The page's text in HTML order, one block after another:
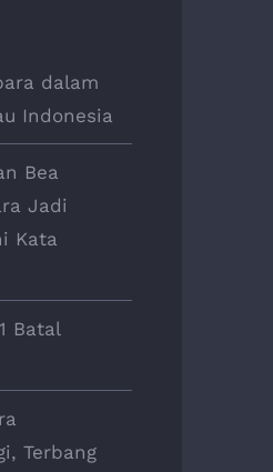
dalam
Indonesia
Bea
Jadi
Kata
Batal
Terbang